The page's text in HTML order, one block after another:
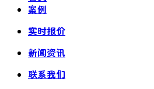
案例
实时报价
新闻资讯
联系我们